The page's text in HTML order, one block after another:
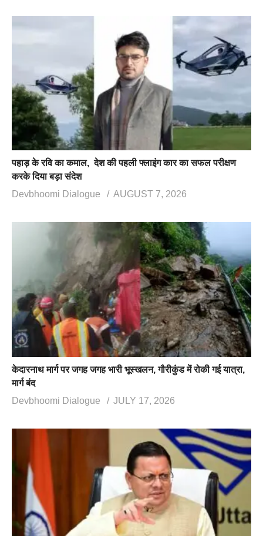
पहाड़ के रवि का कमाल, देश की पहली फ्लाइंग कार का सफल परीक्षण
करके दिया बड़ा संदेश
Devbhoomi Dialogue
AUGUST 7, 2026
केदारनाथ मार्ग पर जगह जगह भारी भूस्खलन, गौरीकुंड में रोकी गई यात्रा,
मार्ग बंद
Devbhoomi Dialogue
JULY 17, 2026